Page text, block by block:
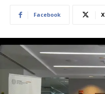
Facebook X